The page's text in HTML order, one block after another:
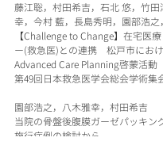
藤江聡，村田希吉，石北 悠，竹
幸，今村 藍，長島秀明，園部浩之
【Challenge to Change】在宅医
ー(救急医)との連携　松戸市にお
Advanced Care Planning啓蒙活動
第49回日本救急医学会総会学術集
園部浩之，八木雅幸，村田希吉
当院の骨盤後腹膜ガーゼパッキ
施行症例の検討から